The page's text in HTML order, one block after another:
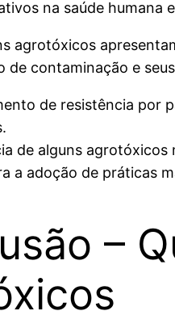
na saúde humana
agrotóxicos
de contaminação e
de resistência por
de alguns
a adoção de práticas
–